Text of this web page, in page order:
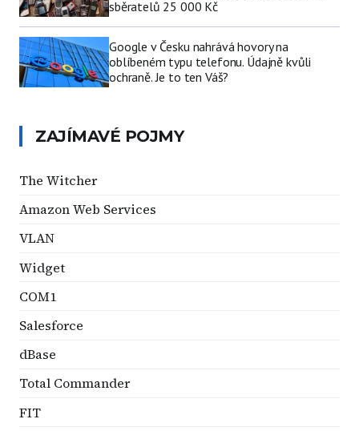
sběratelů 25 000 Kč
Google v Česku nahrává hovory na
oblíbeném typu telefonu. Údajně kvůli
ochraně. Je to ten Váš?
ZAJÍMAVÉ POJMY
The Witcher
Amazon Web Services
VLAN
Widget
COM1
Salesforce
dBase
Total Commander
FIT